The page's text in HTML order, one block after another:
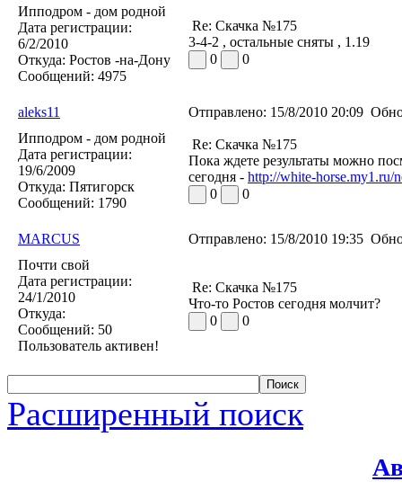
Ипподром - дом родной
Дата регистрации:
6/2/2010
Откуда: Ростов -на-Дону
Сообщений: 4975
Re: Скачка №175
3-4-2 , остальные сняты , 1.19
0
0
aleks11 Отправлено: 15/8/2010 20:09
Ипподром - дом родной
Дата регистрации:
19/6/2009
Откуда: Пятигорск
Сообщений: 1790
Re: Скачка №175
Пока ждете результаты можно
сегодня - http://white-horse.my1.ru/
0
0
MARCUS Отправлено: 15/8/2010 19:35
Почти свой
Дата регистрации:
24/1/2010
Откуда:
Сообщений: 50
Пользователь активен!
Re: Скачка №175
Что-то Ростов сегодня молчит?
0
0
Расширенный поиск